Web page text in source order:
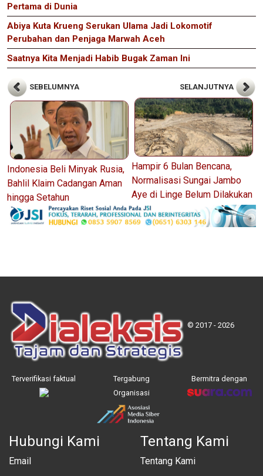
Pertama di Dunia
Abiya Kuta Krueng Serukan Ulama Jadi Lokomotif
Perubahan dan Penjaga Marwah Aceh
Saatnya Kita Menjadi Habib Bugak Zaman Ini
SEBELUMNYA
Indonesia Beli Minyak Rusia,
Bahlil Klaim Cadangan Aman
hingga Setahun
SELANJUTNYA
Hampir 6 Bulan Bencana,
Normalisasi Sungai Jambo
Aye di Linge Belum Dilakukan
© 2017 - 2026
Terverifikasi faktual
Tergabung
Organisasi
Bermitra dengan
Hubungi Kami
Email
Tentang Kami
Tentang Kami